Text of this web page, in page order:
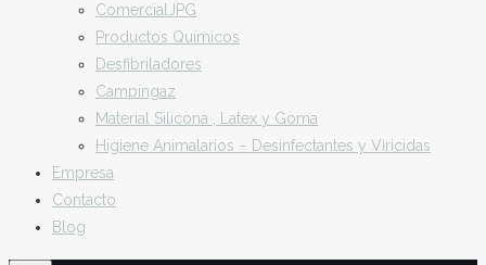
ComercialJPG
Productos Químicos
Desfibriladores
Campingaz
Material Silicona , Latex y Goma
Higiene Animalarios – Desinfectantes y Viricidas
Empresa
Contacto
Blog